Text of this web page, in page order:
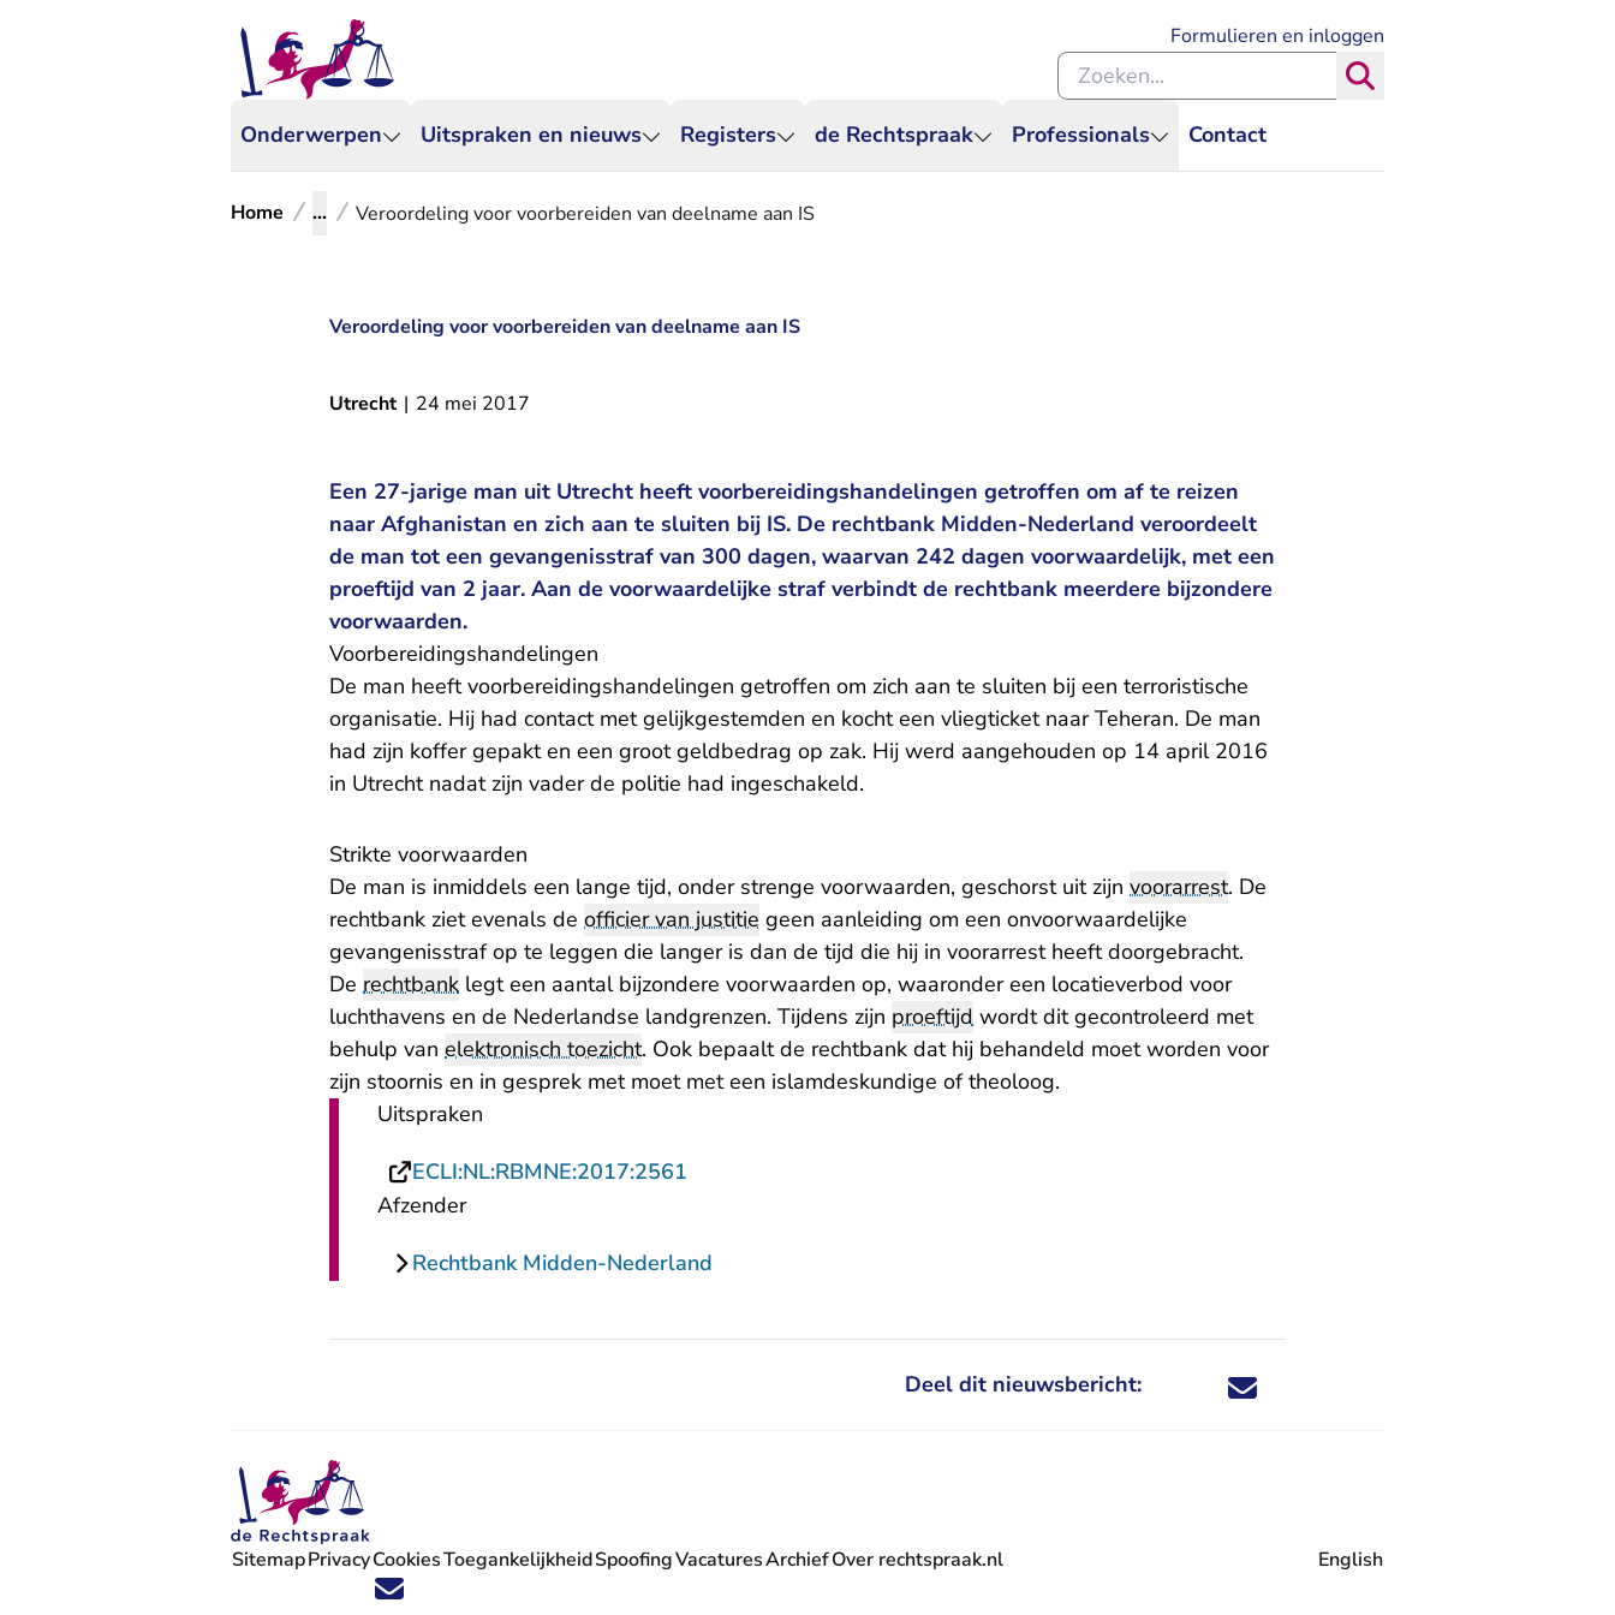
Onderwerpen Uitspraken en nieuws Registers de Rechtspraak Professionals Contact
Formulieren en inloggen
Zoeken binnen de Rechtspraak
Home ... Veroordeling voor voorbereiden van deelname aan IS
Veroordeling voor voorbereiden van deelname aan IS
Utrecht | 24 mei 2017
Een 27-jarige man uit Utrecht heeft voorbereidingshandelingen getroffen om af te reizen
naar Afghanistan en zich aan te sluiten bij IS. De rechtbank Midden-Nederland veroordeelt
de man tot een gevangenisstraf van 300 dagen, waarvan 242 dagen voorwaardelijk, met een
proeftijd van 2 jaar. Aan de voorwaardelijke straf verbindt de rechtbank meerdere bijzondere
voorwaarden.
Voorbereidingshandelingen
De man heeft voorbereidingshandelingen getroffen om zich aan te sluiten bij een terroristische
organisatie. Hij had contact met gelijkgestemden en kocht een vliegticket naar Teheran. De man
had zijn koffer gepakt en een groot geldbedrag op zak. Hij werd aangehouden op 14 april 2016
in Utrecht nadat zijn vader de politie had ingeschakeld.
Strikte voorwaarden
De man is inmiddels een lange tijd, onder strenge voorwaarden, geschorst uit zijn voorarrest. De
rechtbank ziet evenals de officier van justitie geen aanleiding om een onvoorwaardelijke
gevangenisstraf op te leggen die langer is dan de tijd die hij in voorarrest heeft doorgebracht.
De rechtbank legt een aantal bijzondere voorwaarden op, waaronder een locatieverbod voor
luchthavens en de Nederlandse landgrenzen. Tijdens zijn proeftijd wordt dit gecontroleerd met
behulp van elektronisch toezicht. Ook bepaalt de rechtbank dat hij behandeld moet worden voor
zijn stoornis en in gesprek met moet met een islamdeskundige of theoloog.
Uitspraken
ECLI:NL:RBMNE:2017:2561
Afzender
Rechtbank Midden-Nederland
Deel dit nieuwsbericht: Deel dit nieuwsbericht via X - U verlaat
Deel dit nieuwsbericht via Facebook - U
Deel dit nieuwsbericht via e-mail
Deel dit nieuwsbericht via LinkedIn - U
Volg ons op X (Twitter) - U verlaat Rechtspraak.nl
Volg ons op Facebook - U verlaat Rechtspraak.nl
Volg ons op Instagram - U verlaat Rechtspraak.nl
Volg ons op Youtube - U verlaat Rechtspraak.nl
Volg ons op LinkedIn - U verlaat Rechtspraak.nl
'Blijf op de hoogte' nieuwsbrief - U verlaat Rechtspraak.nl
SitemapPrivacyCookiesToegankelijkheidSpoofingVacatures
- U verlaat Rechtspraak.nl
ArchiefOver rechtspraak.nl English